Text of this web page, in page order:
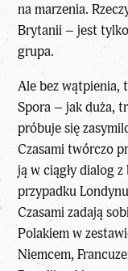
na marzenia.
Brytanii – jest
grupa.
Ale bez wątpienia,
Spora – jak duża,
próbuje się
Czasami twórczo
ją w ciągły dialog
przypadku
Czasami zadają
Polakiem w
Niemcem,